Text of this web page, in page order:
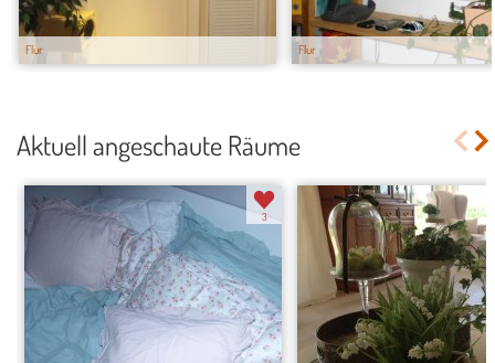
Flur Flur
Aktuell angeschaute Räume
3